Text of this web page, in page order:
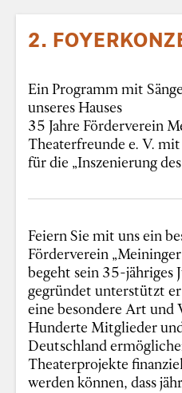
2.
Ein Programm mit
unseres Hauses
35 Jahre Förderverein
Theaterfreunde e. V.
für die „Inszenierung
Feiern Sie mit uns ein
Förderverein
begeht sein 35-jähriges
gegründet unterstützt
eine besondere Art und
Hunderte Mitglieder
Deutschland
Theaterprojekte
werden können, dass